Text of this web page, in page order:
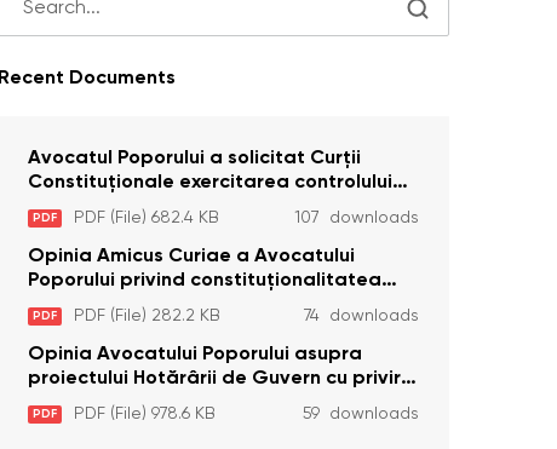
Recent Documents
Avocatul Poporului a solicitat Curţii
Constituţionale exercitarea controlului
constituţionalităţii unor prevederi cu
privire la plata alocației sociale de stat
persoanelor cu dizabilitați care sunt
private de liberate
PDF PDF (File) 682.4 KB 107 downloads
Opinia Amicus Curiae a Avocatului
Poporului privind constituționalitatea
unor prevederi care interzic angajarea în
organizațiile de pază particulară a
persoanelor condamnate pentru
comiterea cu intenție a unor infracțiuni a
fost luată în considerare de Curtea
Constituțională
PDF PDF (File) 282.2 KB 74 downloads
Opinia Avocatului Poporului asupra
proiectului Hotărârii de Guvern cu privire
la aprobarea proiectului de lege privind
activitatea sanitară veterinarăa
PDF PDF (File) 978.6 KB 59 downloads